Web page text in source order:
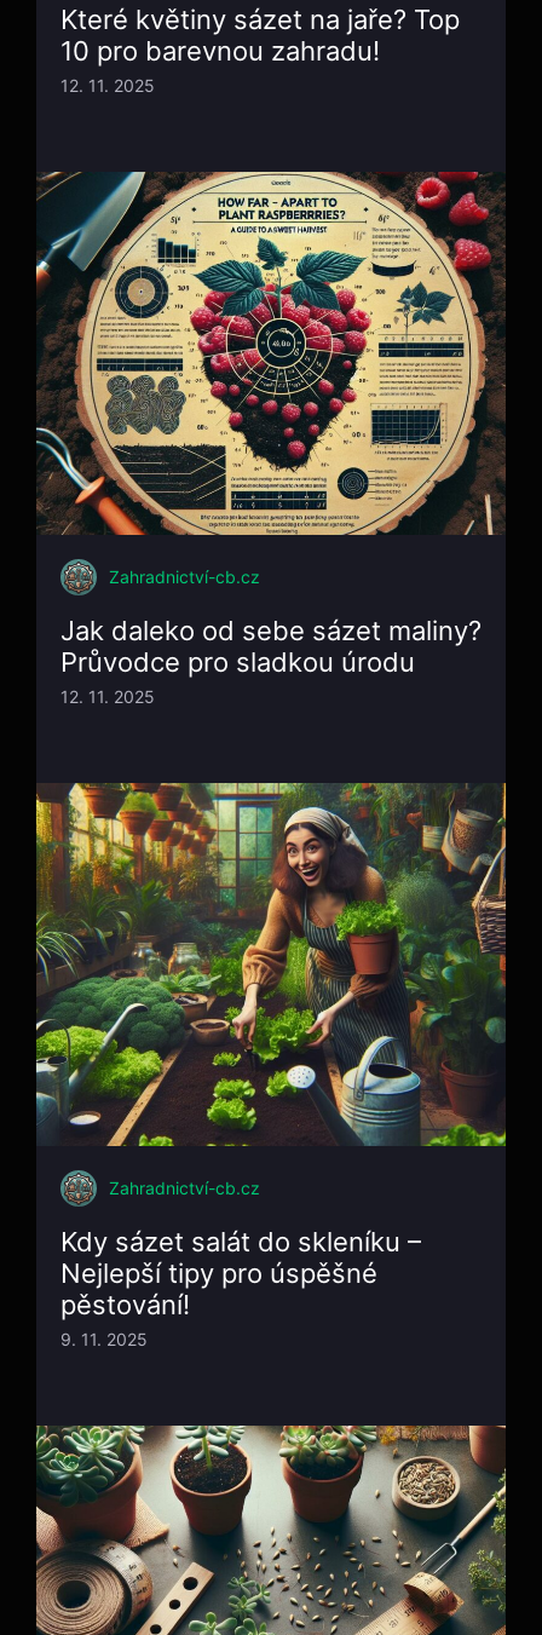
Které květiny sázet na jaře? Top
10 pro barevnou zahradu!
12. 11. 2025
Zahradnictví-cb.cz
Jak daleko od sebe sázet maliny?
Průvodce pro sladkou úrodu
12. 11. 2025
Zahradnictví-cb.cz
Kdy sázet salát do skleníku –
Nejlepší tipy pro úspěšné
pěstování!
9. 11. 2025